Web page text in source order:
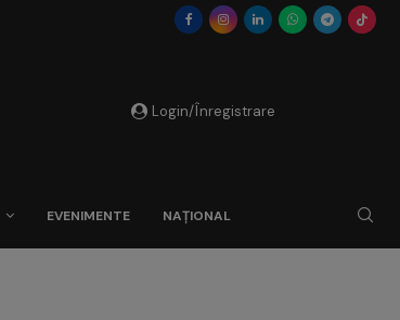
Login/Înregistrare
EVENIMENTE NAȚIONAL